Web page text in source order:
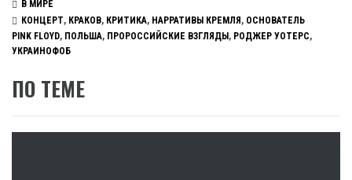
В МИРЕ
КОНЦЕРТ, КРАКОВ, КРИТИКА, НАРРАТИВЫ КРЕМЛЯ , ОСНОВАТЕЛЬ
PINK FLOYD, ПОЛЬША, ПРОРОССИЙСКИЕ ВЗГЛЯДЫ, РОДЖЕР УОТЕРС,
УКРАИНОФОБ
ПО ТЕМЕ